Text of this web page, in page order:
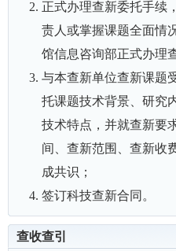
正式办理查新委托手续
责人或掌握课题全面情
馆信息咨询部正式办理
与本查新单位查新课题
托课题技术背景、研究
技术特点，并就查新要
间、查新范围、查新收
成共识；
签订科技查新合同。
查收查引